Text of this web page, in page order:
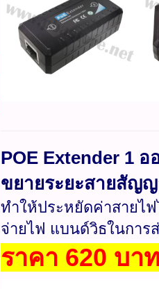
POE Extender 1
ขยายระยะสายสัญญ
ทำให้ประหยัดค่าสายไ
จ่ายไฟ แบนด์วิธในการ
ราคา 620 บา